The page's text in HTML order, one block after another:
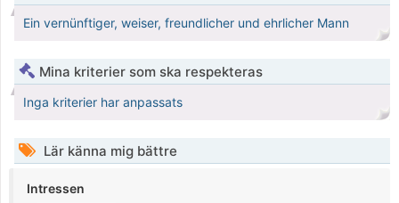
Ein vernünftiger, weiser, freundlicher und ehrlicher Mann
Mina kriterier som ska respekteras
Inga kriterier har anpassats
Lär känna mig bättre
Intressen